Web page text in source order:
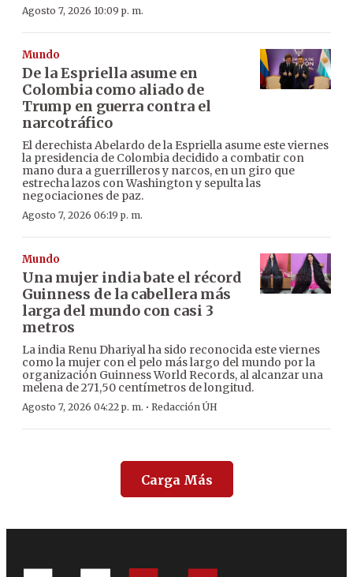
Agosto 7, 2026 10:09 p. m.
Mundo
De la Espriella asume en
Colombia como aliado de
Trump en guerra contra el
narcotráfico
El derechista Abelardo de la Espriella asume este viernes
la presidencia de Colombia decidido a combatir con
mano dura a guerrilleros y narcos, en un giro que
estrecha lazos con Washington y sepulta las
negociaciones de paz.
Agosto 7, 2026 06:19 p. m.
Mundo
Una mujer india bate el récord
Guinness de la cabellera más
larga del mundo con casi 3
metros
La india Renu Dhariyal ha sido reconocida este viernes
como la mujer con el pelo más largo del mundo por la
organización Guinness World Records, al alcanzar una
melena de 271,50 centímetros de longitud.
Agosto 7, 2026 04:22 p. m. · Redacción ÚH
Carga Más